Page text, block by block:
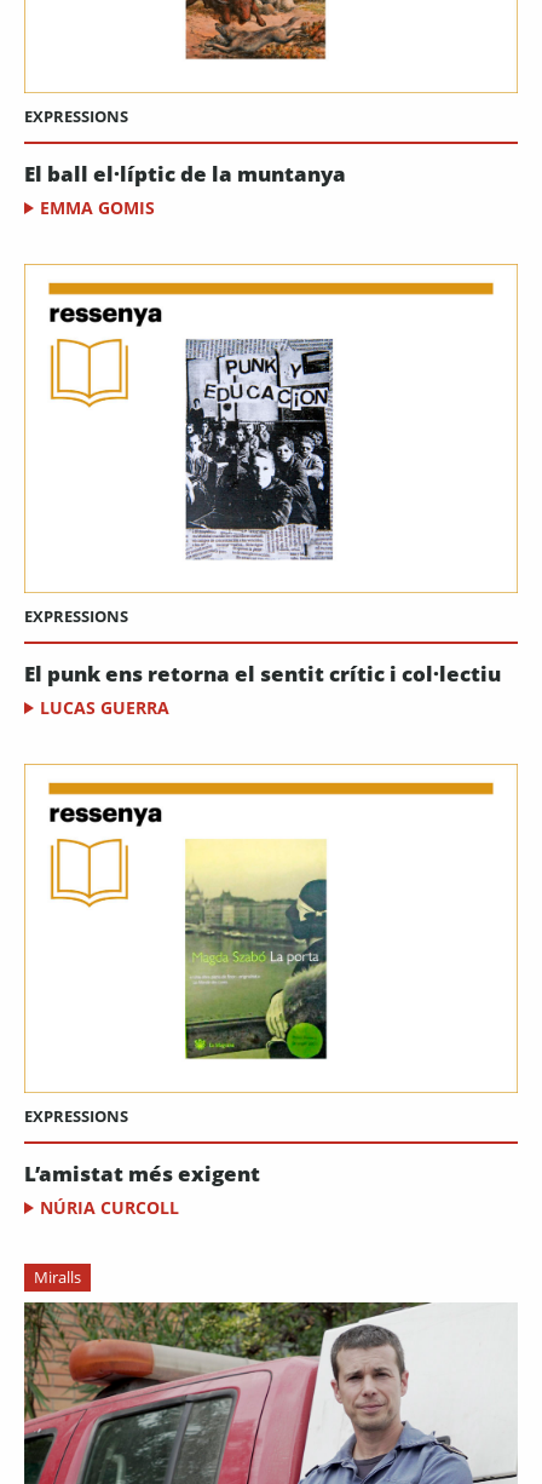
EXPRESSIONS
El ball el·líptic de la muntanya
EMMA GOMIS
EXPRESSIONS
El punk ens retorna el sentit crític i col·lectiu
LUCAS GUERRA
EXPRESSIONS
L’amistat més exigent
NÚRIA CURCOLL
Miralls